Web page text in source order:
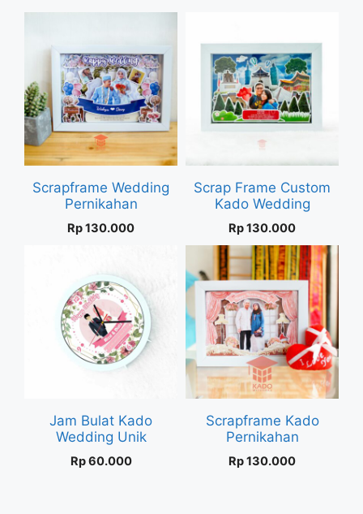
Scrapframe Wedding
Pernikahan
Rp130.000
Scrap Frame Custom
Kado Wedding
Rp130.000
Jam Bulat Kado
Wedding Unik
Rp60.000
Scrapframe Kado
Pernikahan
Rp130.000